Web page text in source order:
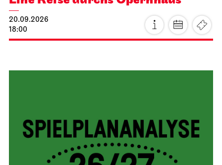
20.09.2026
18:00